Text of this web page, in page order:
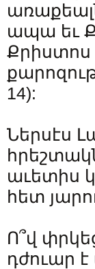
ապա եւ
Քրիստոս
14):
Ներսէս
աւետիս
հետ
Ո՞վ
դժուար